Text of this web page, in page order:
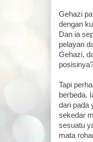
Gehazi
dengan
Dan ia
pelayan
Gehazi,
Tapi
berbeda.
dari pada
sekedar
sesuatu
mata